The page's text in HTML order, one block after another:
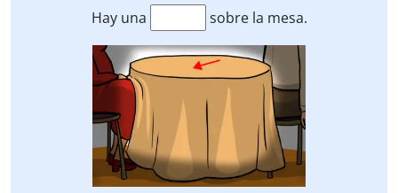
Hay una sobre la mesa.